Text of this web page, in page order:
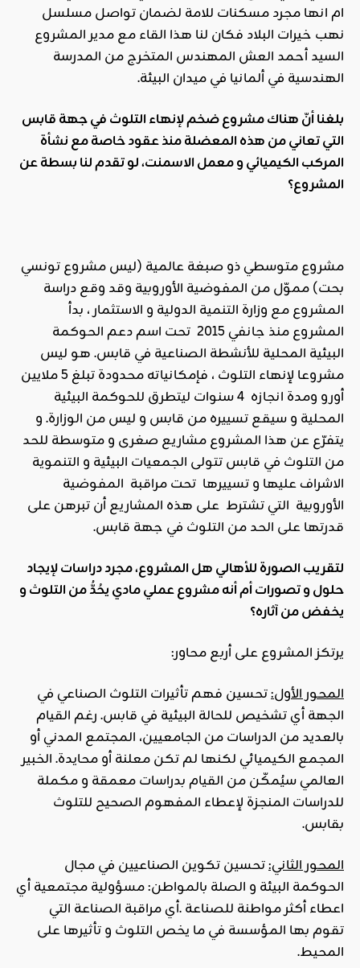
ام انها مجرد مسكنات للامة لضمان تواصل مسلسل
نهب خيرات البلاد فكان لنا هذا القاء مع مدير المشروع
السيد أحمد العش المهندس المتخرج من المدرسة
الهندسية في ألمانيا في ميدان البيئة.
بلغنا أنّ هناك مشروع ضخم لإنهاء التلوث في جهة قابس
التي تعاني من هذه المعضلة منذ عقود خاصة مع نشأة
المركب الكيميائي و معمل الاسمنت، لو تقدم لنا بسطة عن
المشروع؟
مشروع متوسطي ذو صبغة عالمية (ليس مشروع تونسي
بحت) مموّل من المفوضية الأوروبية وقد وقع دراسة
المشروع مع وزارة التنمية الدولية و الاستثمار ، بدأ
المشروع منذ جانفي 2015 تحت اسم دعم الحوكمة
البيئية المحلية للأنشطة الصناعية في قابس. هو ليس
مشروعا لإنهاء التلوث ، فإمكانياته محدودة تبلغ 5 ملايين
أورو ومدة انجازه 4 سنوات ليتطرق للحوكمة البيئية
المحلية و سيقع تسييره من قابس و ليس من الوزارة. و
يتفرّع عن هذا المشروع مشاريع صغرى و متوسطة للحد
من التلوث في قابس تتولى الجمعيات البيئية و التنموية
الاشراف عليها و تسييرها تحت مراقبة المفوضية
الأوروبية التي تشترط على هذه المشاريع أن تبرهن على
قدرتها على الحد من التلوث في جهة قابس.
لتقريب الصورة للأهالي هل المشروع، مجرد دراسات لإيجاد
حلول و تصورات أم أنه مشروع عملي مادي يحُدُّ من التلوث و
يخفض من آثاره؟
يرتكز المشروع على أربع محاور:
المحور الأول:تحسين فهم تأثيرات التلوث الصناعي في
الجهة أي تشخيص للحالة البيئية في قابس. رغم القيام
بالعديد من الدراسات من الجامعيين، المجتمع المدني أو
المجمع الكيميائي لكنها لم تكن معلنة أو محايدة. الخبير
العالمي سيُمكّن من القيام بدراسات معمقة و مكملة
للدراسات المنجزة لإعطاء المفهوم الصحيح للتلوث
بقابس.
المحور الثاني:تحسين تكوين الصناعيين في مجال
الحوكمة البيئة و الصلة بالمواطن: مسؤولية مجتمعية أي
اعطاء أكثر مواطنة للصناعة .أي مراقبة الصناعة التي
تقوم بها المؤسسة في ما يخص التلوث و تأثيرها على
المحيط.